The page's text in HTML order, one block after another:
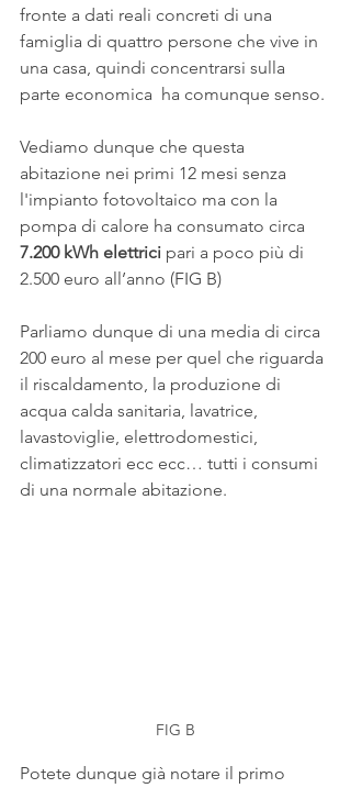
fronte a dati reali concreti di una
famiglia di quattro persone che vive in
una casa, quindi concentrarsi sulla
parte economica  ha comunque senso.
Vediamo dunque che questa
abitazione nei primi 12 mesi senza
l'impianto fotovoltaico ma con la
pompa di calore ha consumato circa
7.200 kWh elettrici pari a poco più di
2.500 euro all’anno (FIG B)
Parliamo dunque di una media di circa
200 euro al mese per quel che riguarda
il riscaldamento, la produzione di
acqua calda sanitaria, lavatrice,
lavastoviglie, elettrodomestici,
climatizzatori ecc ecc… tutti i consumi
di una normale abitazione.
FIG B
Potete dunque già notare il primo